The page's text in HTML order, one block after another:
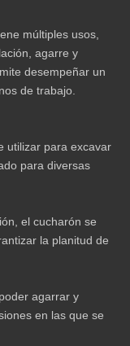
múltiples usos,
agarre y
desempeñar un
de trabajo.
utilizar para excavar
para diversas
el cucharón se
la planitud de
agarrar y
en las que se